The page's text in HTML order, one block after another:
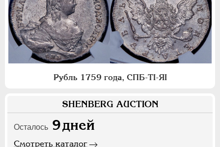
Рубль 1759 года, СПБ-ТI-ЯI
SHENBERG AUCTION
Осталось 9дней
Смотреть каталог